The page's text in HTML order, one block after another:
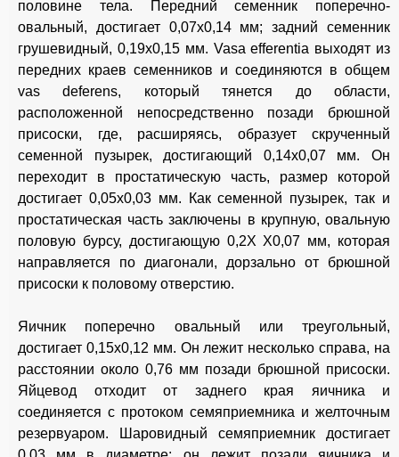
половине тела. Передний семенник поперечно-
овальный, достигает 0,07x0,14 мм; задний семенник
грушевидный, 0,19x0,15 мм. Vasa efferentia выходят из
передних краев семенников и соединяются в общем
vas deferens, который тянется до области,
расположенной непосредственно позади брюшной
присоски, где, расширяясь, образует скрученный
семенной пузырек, достигающий 0,14x0,07 мм. Он
переходит в простатическую часть, размер которой
достигает 0,05x0,03 мм. Как семенной пузырек, так и
простатическая часть заключены в крупную, овальную
половую бурсу, достигающую 0,2X Х0,07 мм, которая
направляется по диагонали, дорзально от брюшной
присоски к половому отверстию.
Яичник поперечно овальный или треугольный,
достигает 0,15x0,12 мм. Он лежит несколько справа, на
расстоянии около 0,76 мм позади брюшной присоски.
Яйцевод отходит от заднего края яичника и
соединяется с протоком семяприемника и желточным
резервуаром. Шаровидный семяприемник достигает